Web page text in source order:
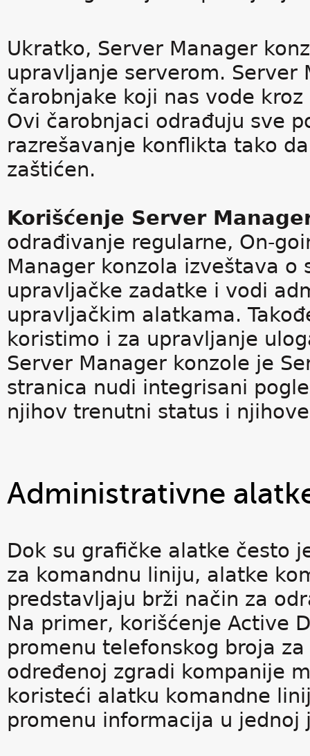
Ukratko, Server Manager
upravljanje serverom. Server
čarobnjake koji nas vode
Ovi čarobnjaci odrađuju sve
razrešavanje konflikta tako
zaštićen.
Korišćenje Server
odrađivanje regularne, On-
Manager konzola izveštava
upravljačke zadatke i vodi
upravljačkim alatkama.
koristimo i za upravljanje
Server Manager konzole je
stranica nudi integrisani
njihov trenutni status i
Administrativne
Dok su grafičke alatke često
za komandnu liniju, alatke
predstavljaju brži način za
Na primer, korišćenje Active
promenu telefonskog broja
određenoj zgradi kompanije
koristeći alatku komandne
promenu informacija u